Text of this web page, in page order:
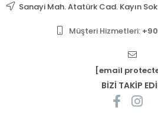
Sanayi Mah. Atatürk Cad. Kayın
Müşteri Hizmetleri:
[email
BİZİ TAKİP